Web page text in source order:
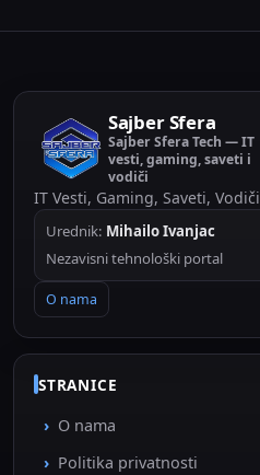
Sajber Sfera
Sajber Sfera Tech — IT
vesti, gaming, saveti i
vodiči
IT Vesti, Gaming, Saveti, Vodiči
Urednik: Mihailo Ivanjac
Nezavisni tehnološki portal
O nama
STRANICE
O nama
Politika privatnosti